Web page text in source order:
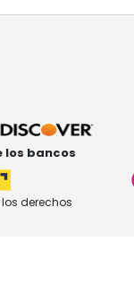
bancos
los derechos